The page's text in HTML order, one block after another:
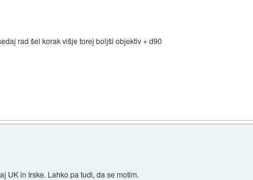
rad šel korak višje torej boljši objektiv + d90
UK in Irske. Lahko pa tudi, da se motim.